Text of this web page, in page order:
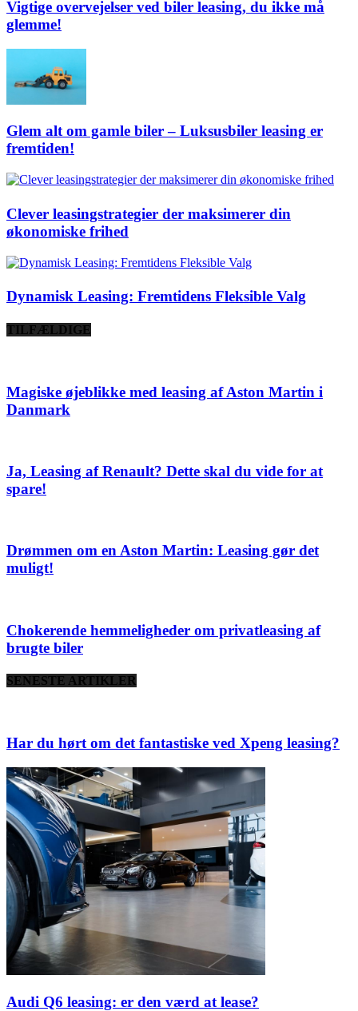
Vigtige overvejelser ved biler leasing, du ikke må
glemme!
Glem alt om gamle biler – Luksusbiler leasing er
fremtiden!
Clever leasingstrategier der maksimerer din
økonomiske frihed
Dynamisk Leasing: Fremtidens Fleksible Valg
TILFÆLDIGE
Magiske øjeblikke med leasing af Aston Martin i
Danmark
Ja, Leasing af Renault? Dette skal du vide for at
spare!
Drømmen om en Aston Martin: Leasing gør det
muligt!
Chokerende hemmeligheder om privatleasing af
brugte biler
SENESTE ARTIKLER
Har du hørt om det fantastiske ved Xpeng leasing?
Audi Q6 leasing: er den værd at lease?